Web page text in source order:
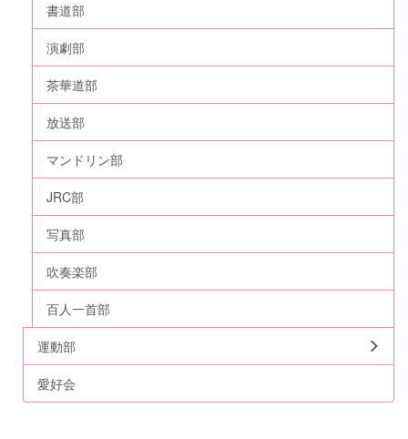
書道部
演劇部
茶華道部
放送部
マンドリン部
JRC部
写真部
吹奏楽部
百人一首部
運動部
愛好会